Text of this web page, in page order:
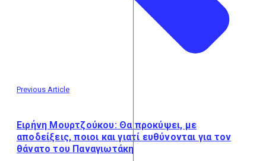
Previous Article
Ειρήνη Μουρτζούκου: Θα προκύψει, με
αποδείξεις, ποιοι και γιατί ευθύνονται για τον
θάνατο του Παναγιωτάκη